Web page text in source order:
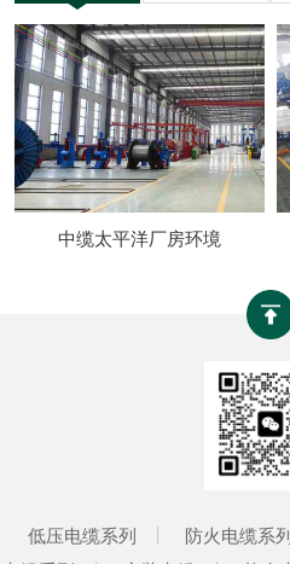
中缆太平洋厂房环境
低压电缆系列 防火电缆系列